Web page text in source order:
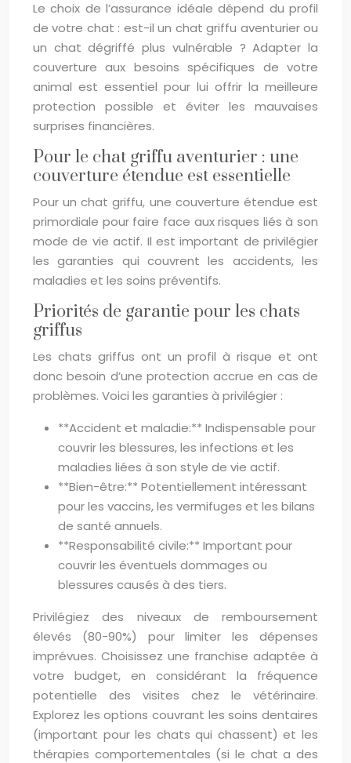
Le choix de l’assurance idéale dépend du profil
de votre chat : est-il un chat griffu aventurier ou
un chat dégriffé plus vulnérable ? Adapter la
couverture aux besoins spécifiques de votre
animal est essentiel pour lui offrir la meilleure
protection possible et éviter les mauvaises
surprises financières.
Pour le chat griffu aventurier : une
couverture étendue est essentielle
Pour un chat griffu, une couverture étendue est
primordiale pour faire face aux risques liés à son
mode de vie actif. Il est important de privilégier
les garanties qui couvrent les accidents, les
maladies et les soins préventifs.
Priorités de garantie pour les chats
griffus
Les chats griffus ont un profil à risque et ont
donc besoin d’une protection accrue en cas de
problèmes. Voici les garanties à privilégier :
**Accident et maladie:** Indispensable pour
couvrir les blessures, les infections et les
maladies liées à son style de vie actif.
**Bien-être:** Potentiellement intéressant
pour les vaccins, les vermifuges et les bilans
de santé annuels.
**Responsabilité civile:** Important pour
couvrir les éventuels dommages ou
blessures causés à des tiers.
Privilégiez des niveaux de remboursement
élevés (80-90%) pour limiter les dépenses
imprévues. Choisissez une franchise adaptée à
votre budget, en considérant la fréquence
potentielle des visites chez le vétérinaire.
Explorez les options couvrant les soins dentaires
(important pour les chats qui chassent) et les
thérapies comportementales (si le chat a des